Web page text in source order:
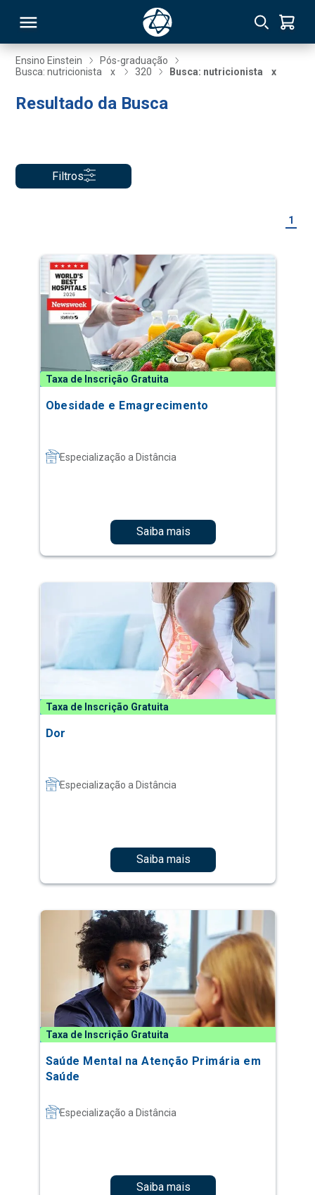
Ensino Einstein
Pós-graduação
Busca: nutricionista
x 320 Busca: nutricionista x
Resultado da Busca
Filtros
1
Taxa de Inscrição Gratuita
Obesidade e Emagrecimento
Especialização a Distância
Saiba mais
Taxa de Inscrição Gratuita
Dor
Especialização a Distância
Saiba mais
Taxa de Inscrição Gratuita
Saúde Mental na Atenção Primária em
Saúde
Especialização a Distância
Saiba mais